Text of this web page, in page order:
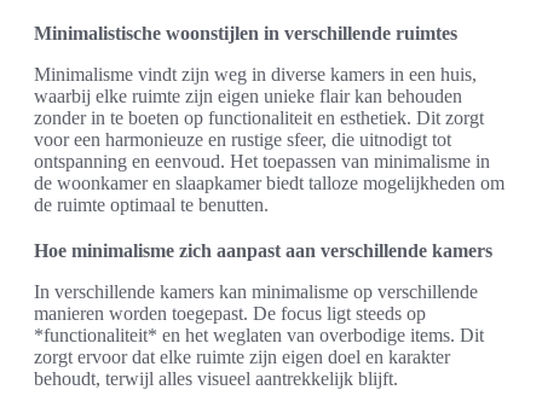
Minimalistische woonstijlen in verschillende ruimtes
Minimalisme vindt zijn weg in diverse kamers in een huis,
waarbij elke ruimte zijn eigen unieke flair kan behouden
zonder in te boeten op functionaliteit en esthetiek. Dit zorgt
voor een harmonieuze en rustige sfeer, die uitnodigt tot
ontspanning en eenvoud. Het toepassen van minimalisme in
de woonkamer en slaapkamer biedt talloze mogelijkheden om
de ruimte optimaal te benutten.
Hoe minimalisme zich aanpast aan verschillende kamers
In verschillende kamers kan minimalisme op verschillende
manieren worden toegepast. De focus ligt steeds op
*functionaliteit* en het weglaten van overbodige items. Dit
zorgt ervoor dat elke ruimte zijn eigen doel en karakter
behoudt, terwijl alles visueel aantrekkelijk blijft.